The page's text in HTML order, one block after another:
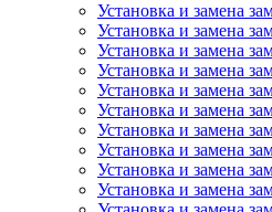
Установка и замена
Установка и замена
Установка и замена
Установка и замена
Установка и замена
Установка и замена
Установка и замена
Установка и замена
Установка и замена
Установка и замена